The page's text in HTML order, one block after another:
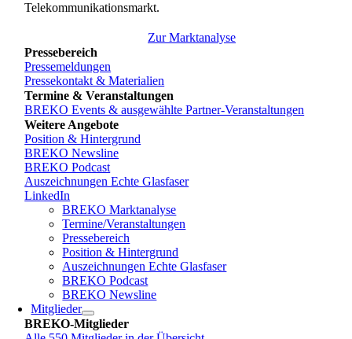
Telekommunikationsmarkt.
Zur Marktanalyse
Pressebereich
Pressemeldungen
Pressekontakt & Materialien
Termine & Veranstaltungen
BREKO Events & ausgewählte Partner-Veranstaltungen
Weitere Angebote
Position & Hintergrund
BREKO Newsline
BREKO Podcast
Auszeichnungen Echte Glasfaser
LinkedIn
BREKO Marktanalyse
Termine/Veranstaltungen
Pressebereich
Position & Hintergrund
Auszeichnungen Echte Glasfaser
BREKO Podcast
BREKO Newsline
Mitglieder
BREKO-Mitglieder